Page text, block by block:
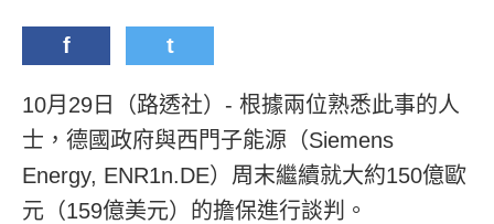
f t
10月29日（路透社）- 根據兩位熟悉此事的人
士，德國政府與西門子能源（Siemens
Energy, ENR1n.DE）周末繼續就大約150億歐
元（159億美元）的擔保進行談判。